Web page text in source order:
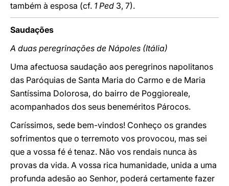
também à esposa (cf. 1 Ped 3, 7).
Saudações
A duas peregrinações de Nápoles (Itália)
Uma afectuosa saudação aos peregrinos napolitanos
das Paróquias de Santa Maria do Carmo e de Maria
Santíssima Dolorosa, do bairro de Poggioreale,
acompanhados dos seus beneméritos Párocos.
Caríssimos, sede bem-vindos! Conheço os grandes
sofrimentos que o terremoto vos provocou, mas sei
que a vossa fé é tenaz. Não vos rendais nunca às
provas da vida. A vossa rica humanidade, unida a uma
profunda adesão ao Senhor, poderá certamente fazer